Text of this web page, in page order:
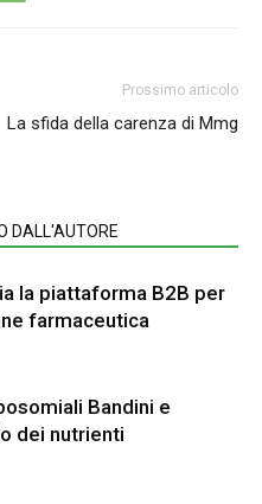
Prossimo articolo
La sfida della carenza di Mmg
DALL'AUTORE
la piattaforma B2B per
farmaceutica
Bandini e
dei nutrienti